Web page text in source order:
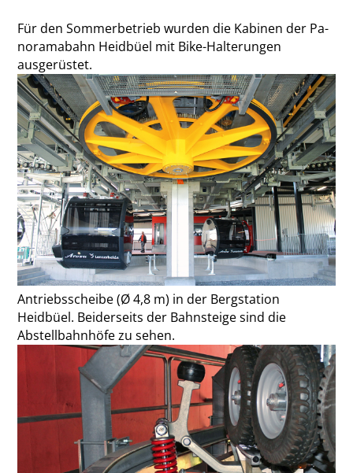
Für den Sommerbetrieb wurden die Kabinen der Pa­
noramabahn Heidbüel mit Bike-Halterungen
ausgerüstet.
Antriebsscheibe (Ø 4,8 m) in der Bergstation
Heidbüel. Beiderseits der Bahnsteige sind die
Abstellbahnhöfe zu sehen.